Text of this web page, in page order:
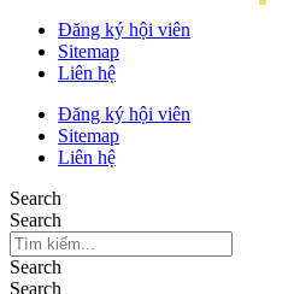
Đăng ký hội viên
Sitemap
Liên hệ
Đăng ký hội viên
Sitemap
Liên hệ
Search
Search
Search
Search